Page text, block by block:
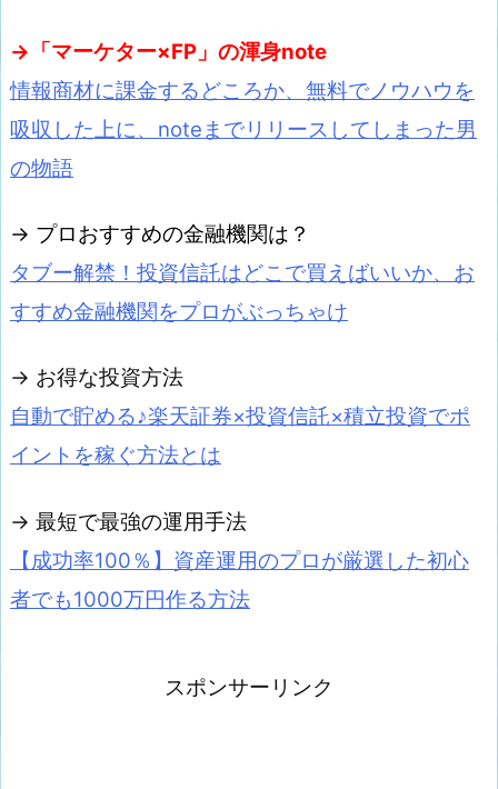
→「マーケター×FP」の渾身note
情報商材に課金するどころか、無料でノウハウを
吸収した上に、noteまでリリースしてしまった男
の物語
→ プロおすすめの金融機関は？
タブー解禁！投資信託はどこで買えばいいか、お
すすめ金融機関をプロがぶっちゃけ
→ お得な投資方法
自動で貯める♪楽天証券×投資信託×積立投資でポ
イントを稼ぐ方法とは
→ 最短で最強の運用手法
【成功率100％】資産運用のプロが厳選した初心
者でも1000万円作る方法
スポンサーリンク